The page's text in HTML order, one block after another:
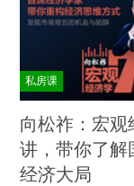
私房课
向松祚：宏观
讲，带你了解
经济大局